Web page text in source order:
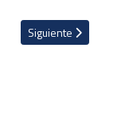
como técnico
Artículo siguiente:
Siguiente